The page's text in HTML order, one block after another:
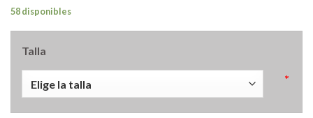
58 disponibles
Talla
*